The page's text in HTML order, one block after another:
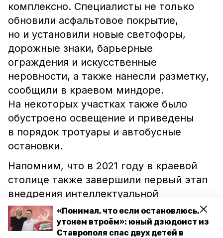
«Понимал, что если остановлюсь,
утонем втроём»: юный дзюдоист из
Ставрополя спас двух детей в
комплексно. Специалисты не только
обновили асфальтовое покрытие,
но и установили новые светофоры,
дорожные знаки, барьерные
ограждения и искусственные
неровности, а также нанесли разметку,
сообщили в краевом миндоре.
На некоторых участках также было
обустроено освещение и приведены
в порядок тротуары и автобусные
остановки.
Напомним, что в 2021 году в краевой
столице также завершили первый этап
внедрения интеллектуальной
транспортной системы
имодернизировали16 светофоров. Все
работы проводились в рамках